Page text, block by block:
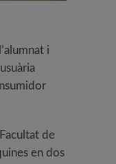
i
de
en dos